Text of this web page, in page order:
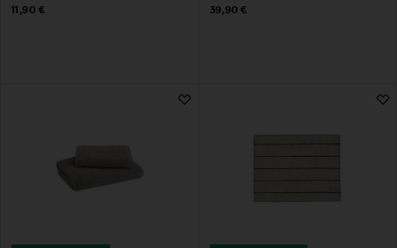
Original Price
11,90 €
Original Price
39,90 €